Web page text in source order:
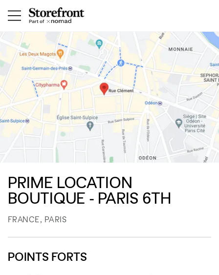
PRIME LOCATION
BOUTIQUE - PARIS 6TH
FRANCE, PARIS
POINTS FORTS